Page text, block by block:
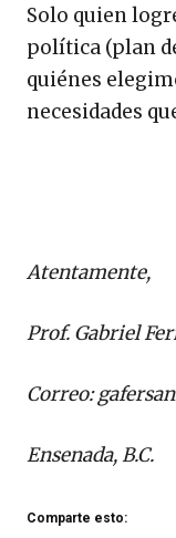
Solo quien
política (plan
quiénes
necesidades
Atentamente,
Prof. Gabriel
Correo:
Ensenada, B.C.
Comparte esto: